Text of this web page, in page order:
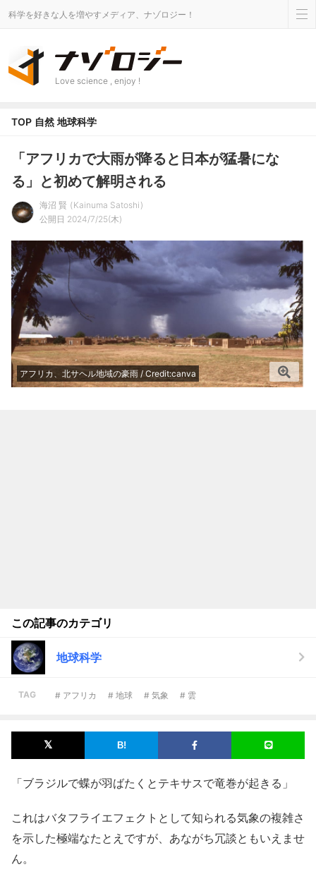
科学を好きな人を増やすメディア、ナゾロジー！
Love science , enjoy !
TOP 自然 地球科学
「アフリカで大雨が降ると日本が猛暑にな
る」と初めて解明される
海沼 賢
Kainuma Satoshi
公開日 2024/7/25(木)
アフリカ、北サヘル地域の豪雨 / Credit:canva
この記事のカテゴリ
地球科学
TAG # アフリカ # 地球 # 気象 # 雲
「ブラジルで蝶が羽ばたくとテキサスで竜巻が起きる」
これはバタフライエフェクトとして知られる気象の複雑さ
を示した極端なたとえですが、あながち冗談ともいえませ
ん。